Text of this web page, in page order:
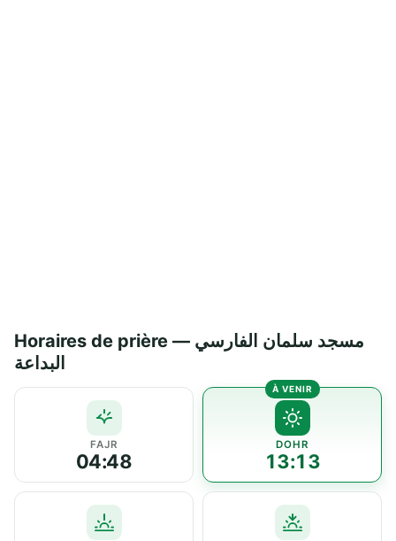
Horaires de prière — مسجد سلمان الفارسي
البداعة
FAJR
04:48
DOHR
13:13